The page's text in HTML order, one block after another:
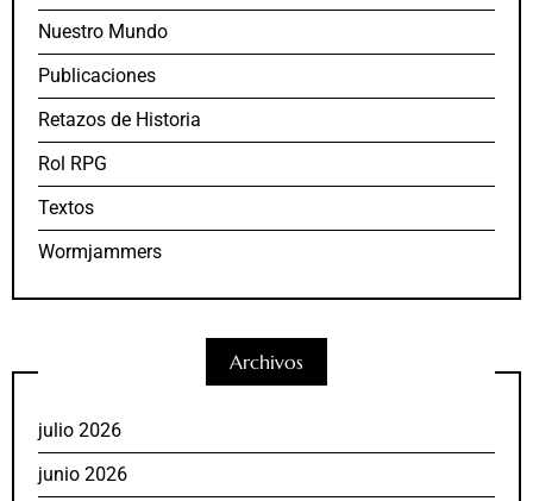
Nuestro Mundo
Publicaciones
Retazos de Historia
Rol RPG
Textos
Wormjammers
Archivos
julio 2026
junio 2026